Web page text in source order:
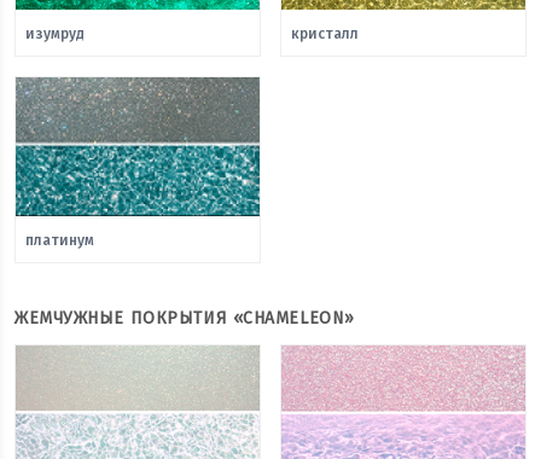
изумруд кристалл
платинум
ЖЕМЧУЖНЫЕ ПОКРЫТИЯ «CHAMELEON»